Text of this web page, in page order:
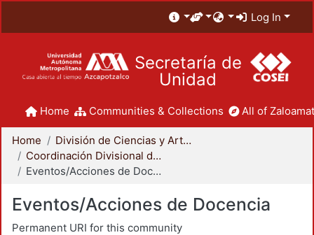
Log In
Secretaría de
Unidad
Home Communities & Collections All of
Home
División de Ciencias y Artes para el Diseño
Coordinación Divisional de Docencia
Eventos/Acciones de Docencia
Eventos/Acciones de Docencia
Permanent URI for this community